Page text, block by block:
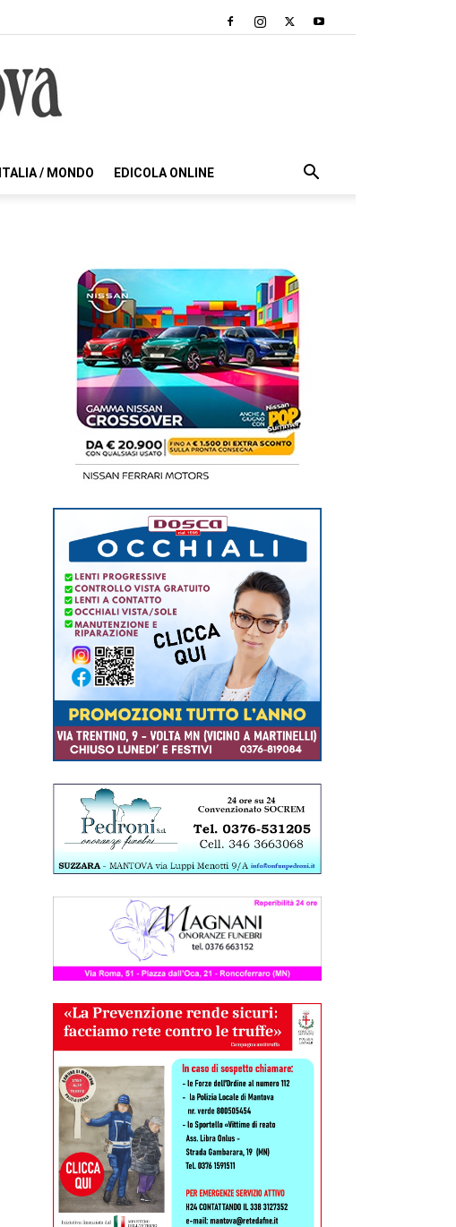
ITALIA / MONDO EDICOLA ONLINE